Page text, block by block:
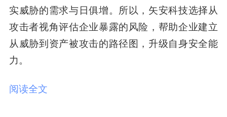
实威胁的需求与日俱增。所以，矢安科技选择从
攻击者视角评估企业暴露的风险，帮助企业建立
从威胁到资产被攻击的路径图，升级自身安全能
力。
阅读全文